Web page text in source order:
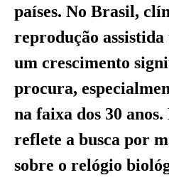
países. No Brasil,
reprodução
um crescimento
procura,
na faixa dos 30 anos.
reflete a busca por
sobre o relógio